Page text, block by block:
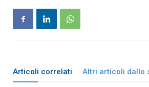
Articoli correlati Altri articoli dallo